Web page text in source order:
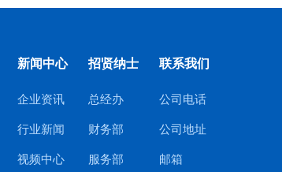
新闻中心
企业资讯
行业新闻
视频中心
招贤纳士
总经办
财务部
服务部
联系我们
公司电话
公司地址
邮箱